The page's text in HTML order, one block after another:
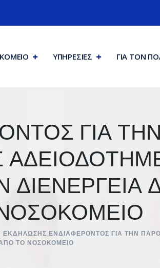
ΥΠΗΡΕΣΙΕΣ ΓΙΑ ΤΟΝ
ΓΙΑ
ΕΚΔΗΛΩΣΗΣ ΕΝΔΙΑΦΕΡΟΝΤΟΣ ΓΙΑ ΤΗΝ
ΤΟ ΝΟΣΟΚΟΜΕΙΟ